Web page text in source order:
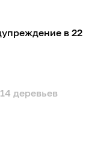
в 22
деревьев